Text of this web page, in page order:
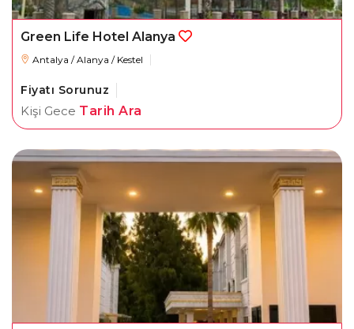
Green Life Hotel Alanya
Antalya / Alanya / Kestel
Fiyatı Sorunuz
Kişi Gece Tarih Ara